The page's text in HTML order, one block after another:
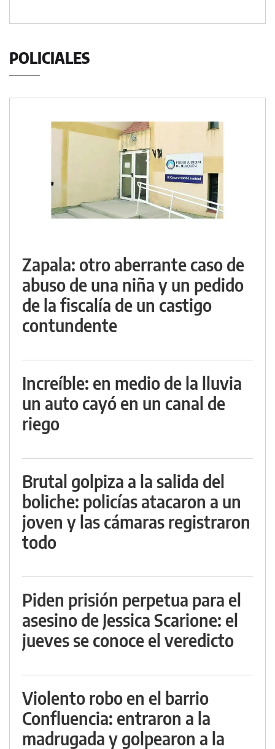
POLICIALES
Zapala: otro aberrante caso de
abuso de una niña y un pedido
de la fiscalía de un castigo
contundente
Increíble: en medio de la lluvia
un auto cayó en un canal de
riego
Brutal golpiza a la salida del
boliche: policías atacaron a un
joven y las cámaras registraron
todo
Piden prisión perpetua para el
asesino de Jessica Scarione: el
jueves se conoce el veredicto
Violento robo en el barrio
Confluencia: entraron a la
madrugada y golpearon a la